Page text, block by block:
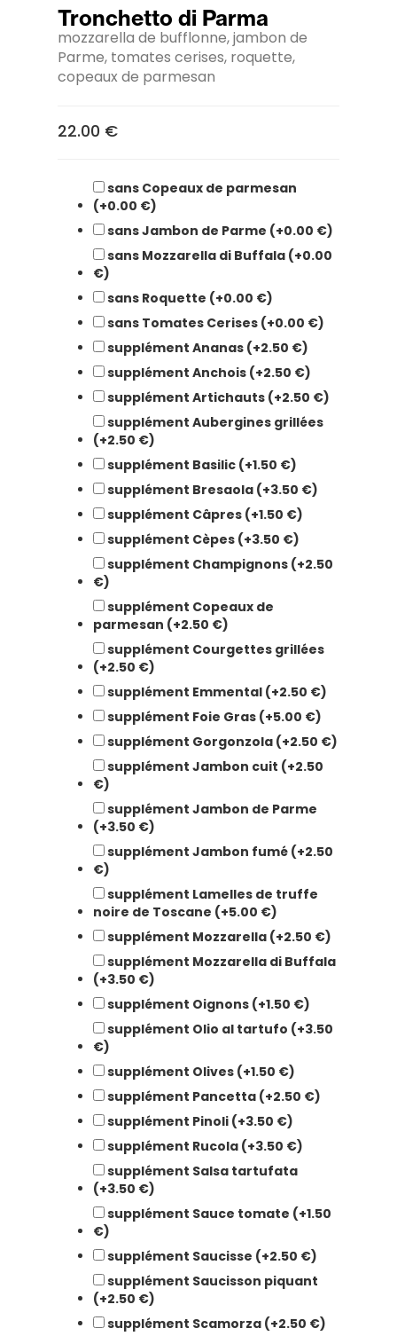
Tronchetto di Parma
mozzarella de bufflonne, jambon de
Parme, tomates cerises, roquette,
copeaux de parmesan
22.00 €
sans Copeaux de parmesan
(+0.00 €)
sans Jambon de Parme (+0.00 €)
sans Mozzarella di Buffala (+0.00
€)
sans Roquette (+0.00 €)
sans Tomates Cerises (+0.00 €)
supplément Ananas (+2.50 €)
supplément Anchois (+2.50 €)
supplément Artichauts (+2.50 €)
supplément Aubergines grillées
(+2.50 €)
supplément Basilic (+1.50 €)
supplément Bresaola (+3.50 €)
supplément Câpres (+1.50 €)
supplément Cèpes (+3.50 €)
supplément Champignons (+2.50
€)
supplément Copeaux de
parmesan (+2.50 €)
supplément Courgettes grillées
(+2.50 €)
supplément Emmental (+2.50 €)
supplément Foie Gras (+5.00 €)
supplément Gorgonzola (+2.50 €)
supplément Jambon cuit (+2.50
€)
supplément Jambon de Parme
(+3.50 €)
supplément Jambon fumé (+2.50
€)
supplément Lamelles de truffe
noire de Toscane (+5.00 €)
supplément Mozzarella (+2.50 €)
supplément Mozzarella di Buffala
(+3.50 €)
supplément Oignons (+1.50 €)
supplément Olio al tartufo (+3.50
€)
supplément Olives (+1.50 €)
supplément Pancetta (+2.50 €)
supplément Pinoli (+3.50 €)
supplément Rucola (+3.50 €)
supplément Salsa tartufata
(+3.50 €)
supplément Sauce tomate (+1.50
€)
supplément Saucisse (+2.50 €)
supplément Saucisson piquant
(+2.50 €)
supplément Scamorza (+2.50 €)